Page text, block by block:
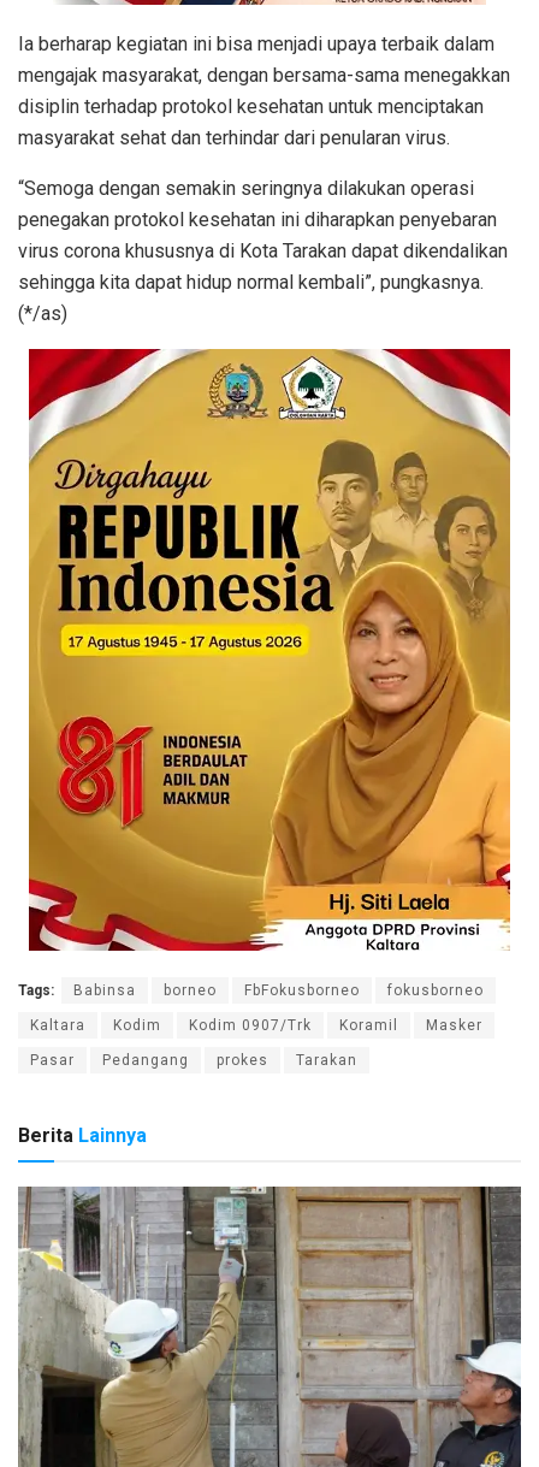
Ia berharap kegiatan ini bisa menjadi upaya terbaik dalam
mengajak masyarakat, dengan bersama-sama menegakkan
disiplin terhadap protokol kesehatan untuk menciptakan
masyarakat sehat dan terhindar dari penularan virus.
“Semoga dengan semakin seringnya dilakukan operasi
penegakan protokol kesehatan ini diharapkan penyebaran
virus corona khususnya di Kota Tarakan dapat dikendalikan
sehingga kita dapat hidup normal kembali”, pungkasnya.
(*/as)
Tags: Babinsa borneo FbFokusborneo fokusborneo
Kaltara Kodim Kodim 0907/Trk Koramil Masker
Pasar Pedangang prokes Tarakan
Berita Lainnya